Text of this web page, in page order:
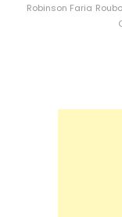
Robinson Faria Roubo